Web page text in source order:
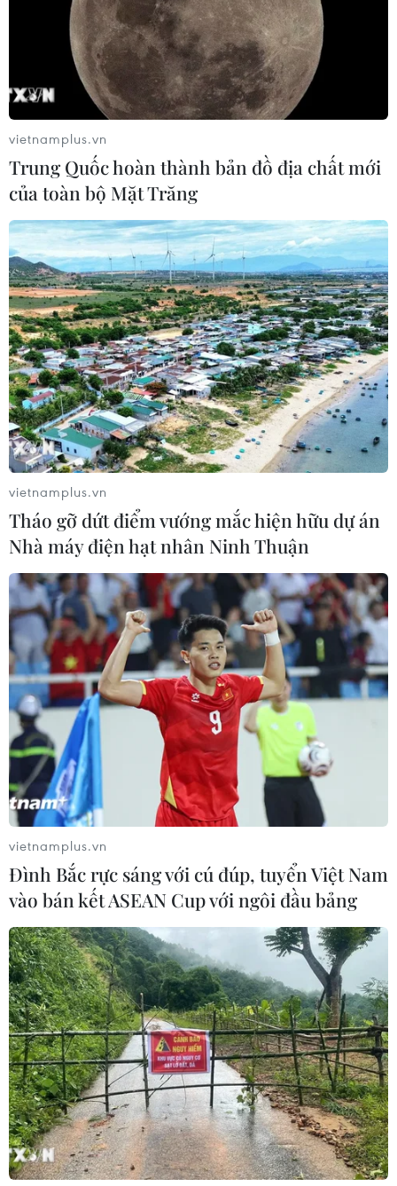
vietnamplus.vn
Trung Quốc hoàn thành bản đồ địa chất mới
của toàn bộ Mặt Trăng
vietnamplus.vn
Tháo gỡ dứt điểm vướng mắc hiện hữu dự án
Nhà máy điện hạt nhân Ninh Thuận
vietnamplus.vn
Đình Bắc rực sáng với cú đúp, tuyển Việt Nam
vào bán kết ASEAN Cup với ngôi đầu bảng